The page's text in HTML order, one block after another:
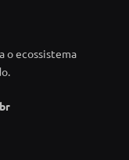
o ecossistema